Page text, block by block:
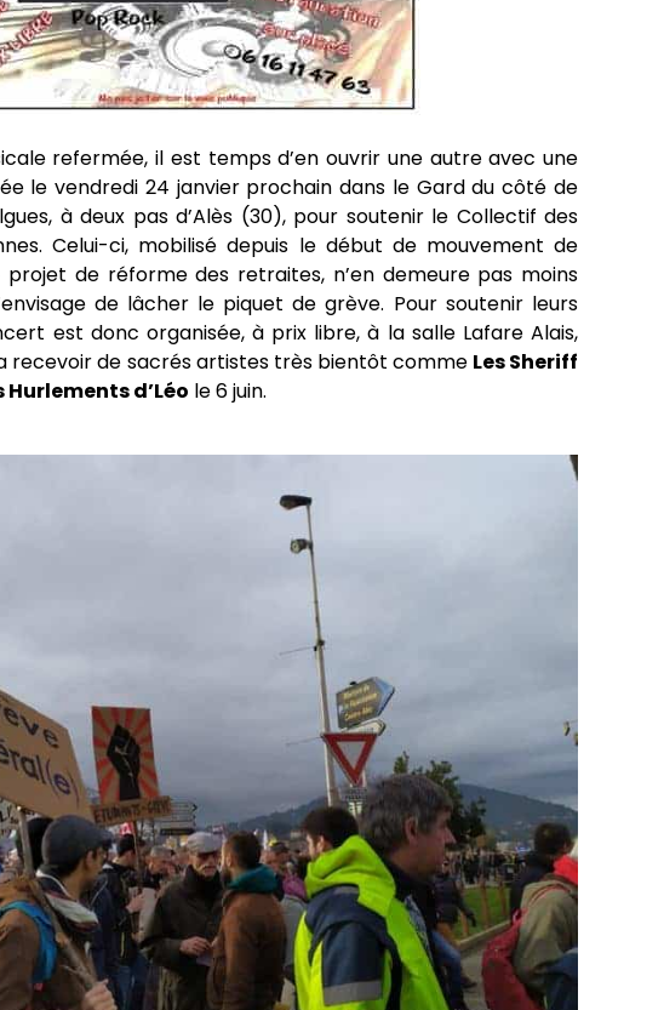
refermée, il est temps d’en ouvrir une autre avec une
le vendredi 24 janvier prochain dans le Gard du côté de
à deux pas d’Alès (30), pour soutenir le Collectif des
Celui-ci, mobilisé depuis le début de mouvement de
de réforme des retraites, n’en demeure pas moins
de lâcher le piquet de grève. Pour soutenir leurs
est donc organisée, à prix libre, à la salle Lafare Alais,
recevoir de sacrés artistes très bientôt comme Les Sheriff
Hurlements d’Léo le 6 juin.